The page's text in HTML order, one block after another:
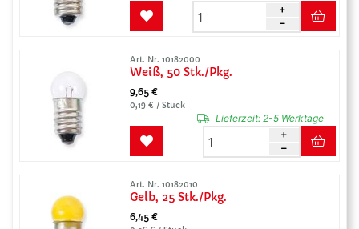
Art. Nr. 10182000
Weiß, 50 Stk./Pkg.
9,65 €
0,19 € / Stück
Lieferzeit:2-5 Werktage
Art. Nr. 10182010
Gelb, 25 Stk./Pkg.
6,45 €